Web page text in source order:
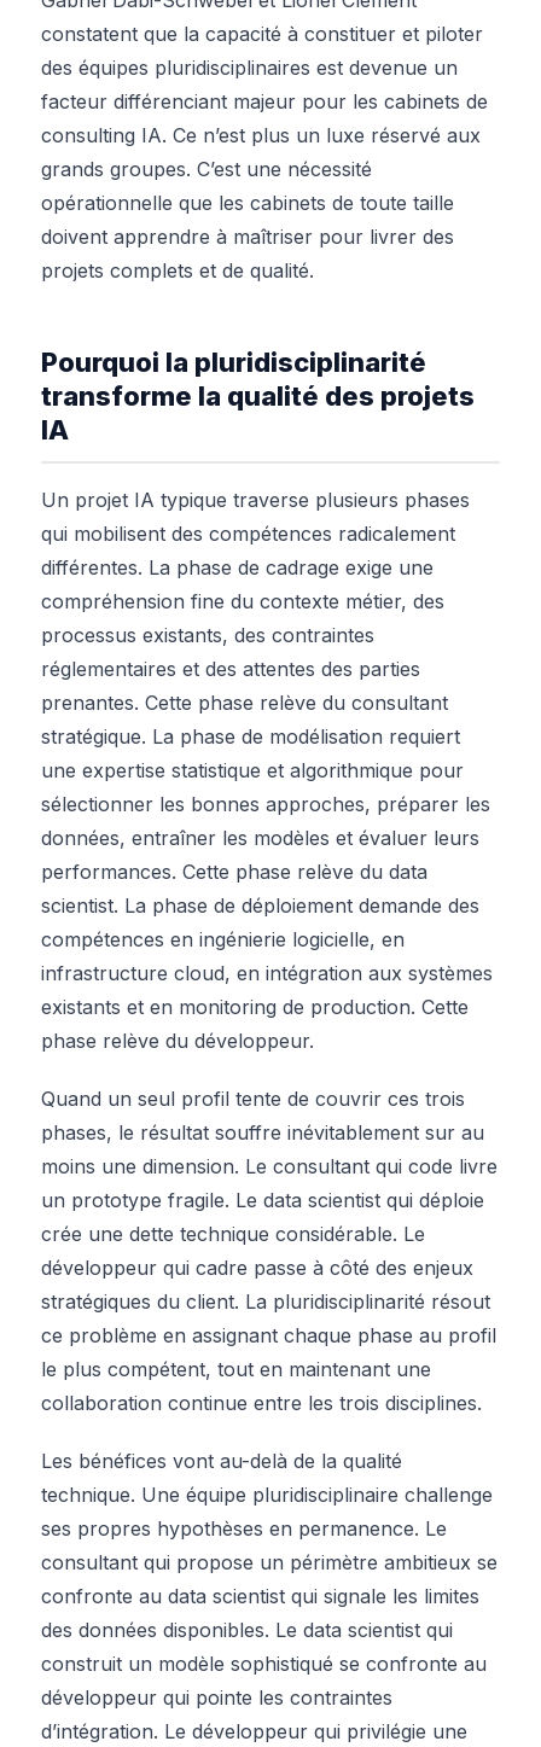
constatent que la capacité à constituer et piloter
des équipes pluridisciplinaires est devenue un
facteur différenciant majeur pour les cabinets de
consulting IA. Ce n’est plus un luxe réservé aux
grands groupes. C’est une nécessité
opérationnelle que les cabinets de toute taille
doivent apprendre à maîtriser pour livrer des
projets complets et de qualité.
Pourquoi la pluridisciplinarité
transforme la qualité des projets
IA
Un projet IA typique traverse plusieurs phases
qui mobilisent des compétences radicalement
différentes. La phase de cadrage exige une
compréhension fine du contexte métier, des
processus existants, des contraintes
réglementaires et des attentes des parties
prenantes. Cette phase relève du consultant
stratégique. La phase de modélisation requiert
une expertise statistique et algorithmique pour
sélectionner les bonnes approches, préparer les
données, entraîner les modèles et évaluer leurs
performances. Cette phase relève du data
scientist. La phase de déploiement demande des
compétences en ingénierie logicielle, en
infrastructure cloud, en intégration aux systèmes
existants et en monitoring de production. Cette
phase relève du développeur.
Quand un seul profil tente de couvrir ces trois
phases, le résultat souffre inévitablement sur au
moins une dimension. Le consultant qui code livre
un prototype fragile. Le data scientist qui déploie
crée une dette technique considérable. Le
développeur qui cadre passe à côté des enjeux
stratégiques du client. La pluridisciplinarité résout
ce problème en assignant chaque phase au profil
le plus compétent, tout en maintenant une
collaboration continue entre les trois disciplines.
Les bénéfices vont au-delà de la qualité
technique. Une équipe pluridisciplinaire challenge
ses propres hypothèses en permanence. Le
consultant qui propose un périmètre ambitieux se
confronte au data scientist qui signale les limites
des données disponibles. Le data scientist qui
construit un modèle sophistiqué se confronte au
développeur qui pointe les contraintes
d’intégration. Le développeur qui privilégie une